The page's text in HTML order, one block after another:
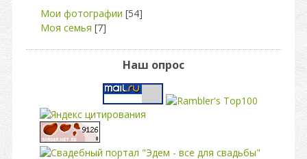
Мои фотографии [54]
Моя семья [7]
Наш опрос